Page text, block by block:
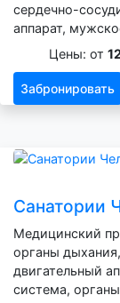
сердечно-
аппарат,
Цены: от
Забронировать
Санатории
Медицинский
органы
двигательный
система,